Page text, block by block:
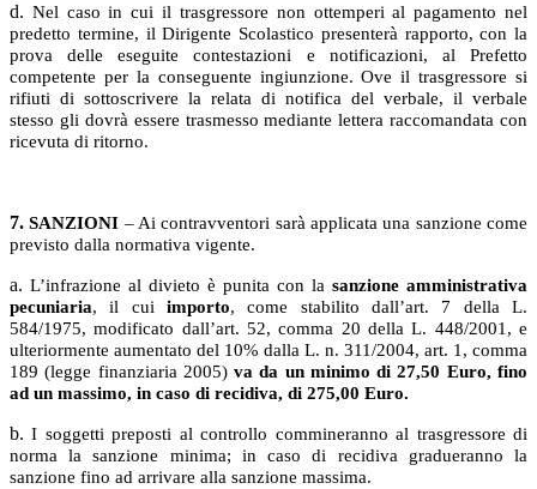
d. Nel caso in cui il trasgressore non ottemperi al pagamento nel
predetto termine, il Dirigente Scolastico presenterà rapporto, con la
prova delle eseguite contestazioni e notificazioni, al Prefetto
competente per la conseguente ingiunzione. Ove il trasgressore si
rifiuti di sottoscrivere la relata di notifica del verbale, il verbale
stesso gli dovrà essere trasmesso mediante lettera raccomandata con
ricevuta di ritorno.
7.SANZIONI – Ai contravventori sarà applicata una sanzione come
previsto dalla normativa vigente.
a. L’infrazione al divieto è punita con la sanzione amministrativa
pecuniaria, il cui importo, come stabilito dall’art. 7 della L.
584/1975, modificato dall’art. 52, comma 20 della L. 448/2001, e
ulteriormente aumentato del 10% dalla L. n. 311/2004, art. 1, comma
189 (legge finanziaria 2005)va da un minimo di 27,50 Euro, fino
ad un massimo, in caso di recidiva, di 275,00 Euro.
b.I soggetti preposti al controllo commineranno al trasgressore di
norma la sanzione minima; in caso di recidiva gradueranno la
sanzione fino ad arrivare alla sanzione massima.